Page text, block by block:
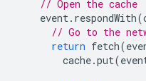
// Open the cache
event. respondWith(
// Go to the
return fetch(
cache.put(